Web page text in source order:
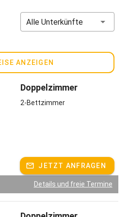
und auch der Starnberger oder
zu erreichen. Gleichzeitig ist es
man mit Glück die Käuzchen
ein gutes Stück außerhalb
und Apartments sind mit
vom Schreiner im
eingerichtet. Und weil wir ein
Baustoff haben, können Sie je
Holzarten
uns entspannt: mit einem
Alle Unterkünfte
ANZEIGEN
Doppelzimmer
2-Bettzimmer
JETZT ANFRAGEN
Details und freie Termine